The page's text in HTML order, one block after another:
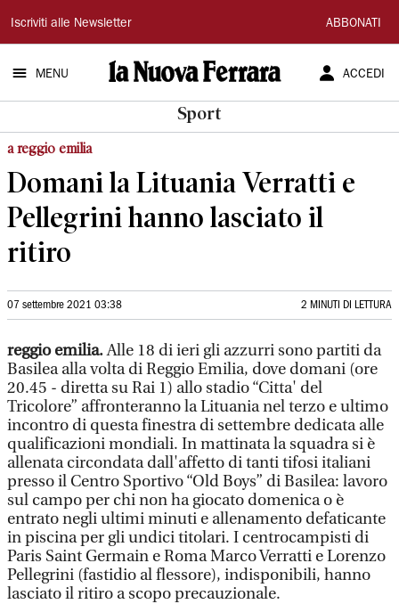
La
Nuova
Ferrara
Iscriviti alle Newsletter ABBONATI
MENU ACCEDI
Sport
a reggio emilia
Domani la Lituania Verratti e
Pellegrini hanno lasciato il
ritiro
07 settembre 2021 03:38 2 MINUTI DI LETTURA
reggio emilia.Alle 18 di ieri gli azzurri sono partiti da
Basilea alla volta di Reggio Emilia, dove domani (ore
20.45 - diretta su Rai 1) allo stadio “Citta' del
Tricolore” affronteranno la Lituania nel terzo e ultimo
incontro di questa finestra di settembre dedicata alle
qualificazioni mondiali. In mattinata la squadra si è
allenata circondata dall'affetto di tanti tifosi italiani
presso il Centro Sportivo “Old Boys” di Basilea: lavoro
sul campo per chi non ha giocato domenica o è
entrato negli ultimi minuti e allenamento defaticante
in piscina per gli undici titolari. I centrocampisti di
Paris Saint Germain e Roma Marco Verratti e Lorenzo
Pellegrini (fastidio al flessore), indisponibili, hanno
lasciato il ritiro a scopo precauzionale.